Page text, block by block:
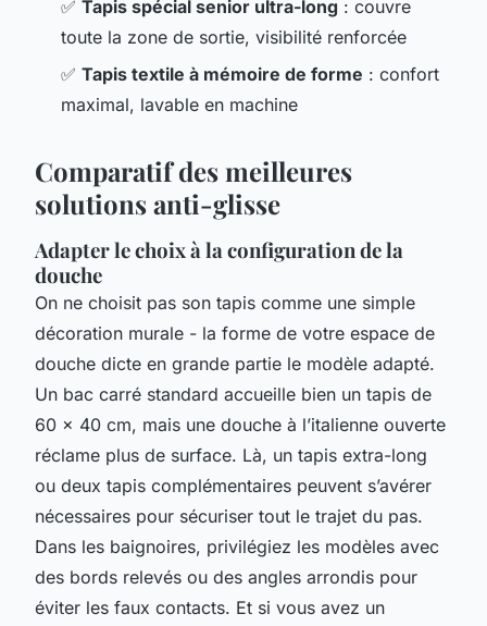
✅ Tapis spécial senior ultra-long : couvre
toute la zone de sortie, visibilité renforcée
✅ Tapis textile à mémoire de forme : confort
maximal, lavable en machine
Comparatif des meilleures
solutions anti-glisse
Adapter le choix à la configuration de la
douche
On ne choisit pas son tapis comme une simple
décoration murale - la forme de votre espace de
douche dicte en grande partie le modèle adapté.
Un bac carré standard accueille bien un tapis de
60 x 40 cm, mais une douche à l’italienne ouverte
réclame plus de surface. Là, un tapis extra-long
ou deux tapis complémentaires peuvent s’avérer
nécessaires pour sécuriser tout le trajet du pas.
Dans les baignoires, privilégiez les modèles avec
des bords relevés ou des angles arrondis pour
éviter les faux contacts. Et si vous avez un